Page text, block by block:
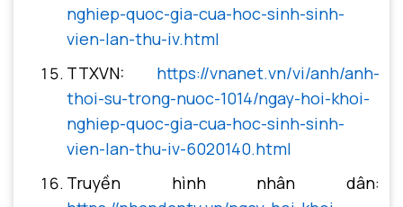
nghiep-quoc-gia-cua-hoc-sinh-sinh-
vien-lan-thu-iv.html
TTXVN: https://vnanet.vn/vi/anh/anh-
thoi-su-trong-nuoc-1014/ngay-hoi-khoi-
nghiep-quoc-gia-cua-hoc-sinh-sinh-
vien-lan-thu-iv-6020140.html
Truyền hình nhân dân: